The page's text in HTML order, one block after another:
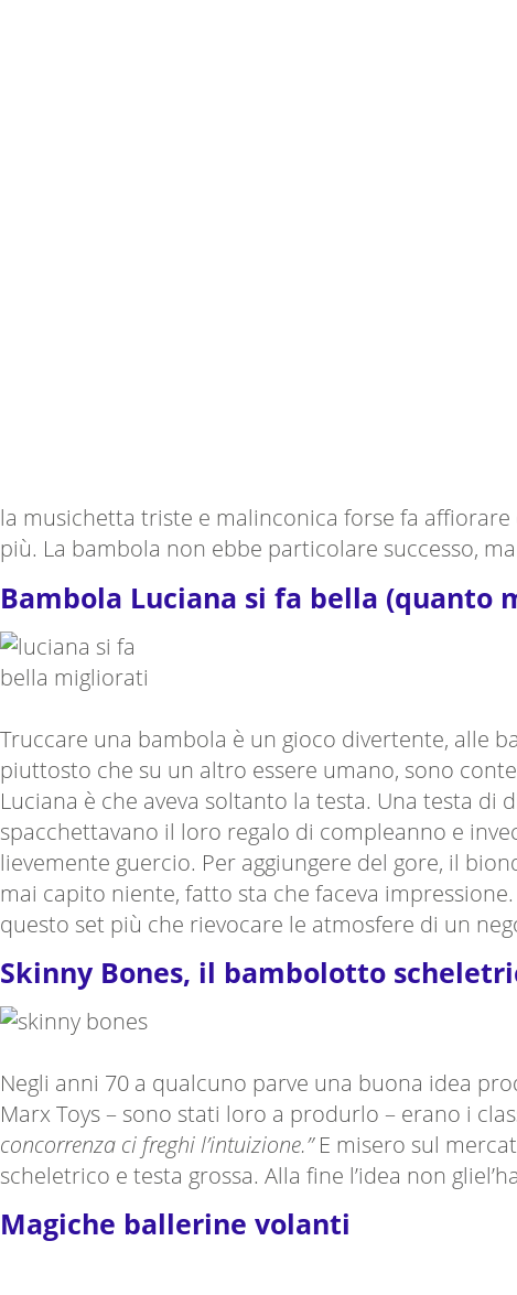
la musichetta triste e malinconica forse fa
più. La bambola non ebbe particolare successo,
Bambola Luciana si fa bella (quanto
Truccare una bambola è un gioco divertente, alle
piuttosto che su un altro essere umano, sono
Luciana è che aveva soltanto la testa. Una testa
spacchettavano il loro regalo di compleanno e
lievemente guercio. Per aggiungere del gore, il
mai capito niente, fatto sta che faceva
questo set più che rievocare le atmosfere di un
Skinny Bones, il bambolotto
Negli anni 70 a qualcuno parve una buona idea
Marx Toys – sono stati loro a produrlo – erano i
concorrenza ci freghi l’intuizione.”E misero sul
scheletrico e testa grossa. Alla fine l’idea non
Magiche ballerine volanti